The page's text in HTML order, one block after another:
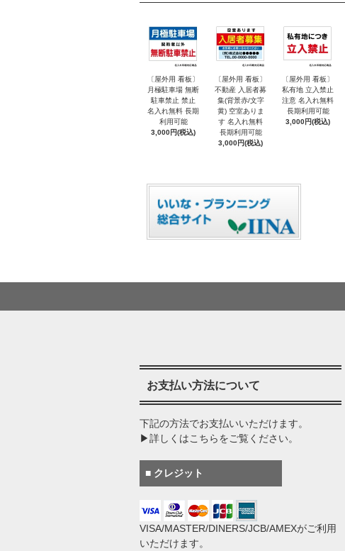
〔屋外用 看板〕
月極駐車場 無断
駐車禁止 禁止
名入れ無料 長期
利用可能
3,000円(税込)
〔屋外用 看板〕
不動産 入居者募
集(背景赤/文字
黄) 空室ありま
す 名入れ無料
長期利用可能
3,000円(税込)
〔屋外用 看板〕
私有地 立入禁止
注意 名入れ無料
長期利用可能
3,000円(税込)
お支払い方法について
下記の方法でお支払いいただけます。
▶詳しくはこちらをご覧ください。
■ クレジット
VISA/MASTER/DINERS/JCB/AMEXがご利用
いただけます。